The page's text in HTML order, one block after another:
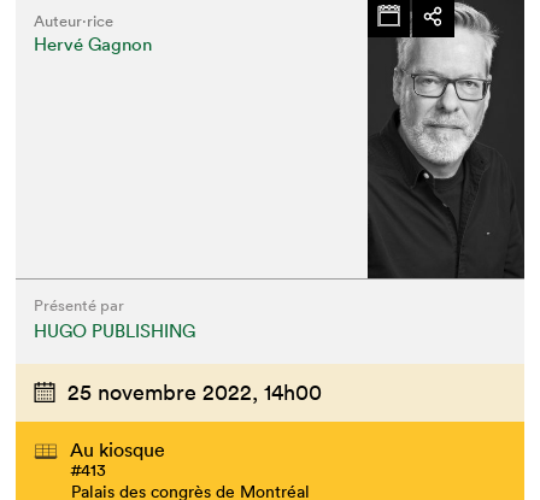
Auteur·rice
Hervé Gagnon
Présenté par
HUGO PUBLISHING
25 novembre 2022, 14h00
Au kiosque
#413
Palais des congrès de Montréal